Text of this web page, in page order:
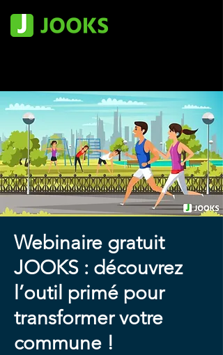
Webinaire gratuit
JOOKS : découvrez
l’outil primé pour
transformer votre
commune !